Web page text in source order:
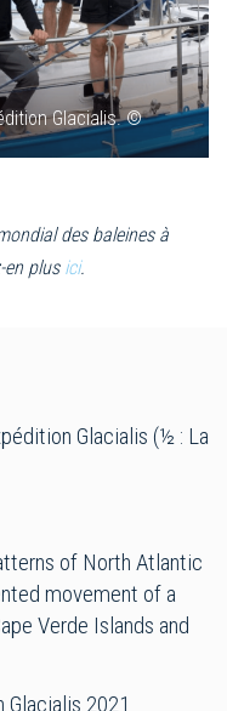
Glacialis. ©
des baleines à
en plus ici.
Glacialis (½ : La
of North Atlantic
movement of a
Verde Islands and
2021